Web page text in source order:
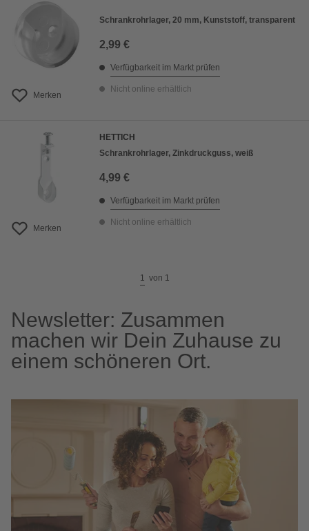
Merken
Schrankrohrlager, 20 mm, Kunststoff, transparent
2,99 €
Verfügbarkeit im Markt prüfen
Nicht online erhältlich
Merken
HETTICH
Schrankrohrlager, Zinkdruckguss, weiß
4,99 €
Verfügbarkeit im Markt prüfen
Nicht online erhältlich
1 von 1
Newsletter: Zusammen
machen wir Dein Zuhause zu
einem schöneren Ort.